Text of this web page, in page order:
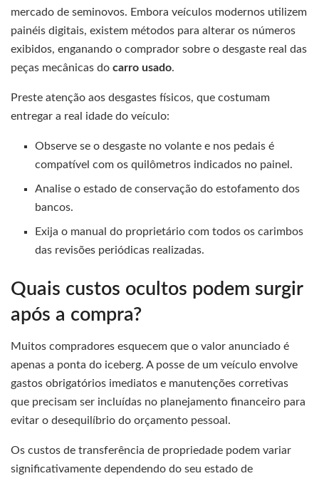
mercado de seminovos. Embora veículos modernos utilizem
painéis digitais, existem métodos para alterar os números
exibidos, enganando o comprador sobre o desgaste real das
peças mecânicas do carro usado.
Preste atenção aos desgastes físicos, que costumam
entregar a real idade do veículo:
Observe se o desgaste no volante e nos pedais é
compatível com os quilômetros indicados no painel.
Analise o estado de conservação do estofamento dos
bancos.
Exija o manual do proprietário com todos os carimbos
das revisões periódicas realizadas.
Quais custos ocultos podem surgir
após a compra?
Muitos compradores esquecem que o valor anunciado é
apenas a ponta do iceberg. A posse de um veículo envolve
gastos obrigatórios imediatos e manutenções corretivas
que precisam ser incluídas no planejamento financeiro para
evitar o desequilíbrio do orçamento pessoal.
Os custos de transferência de propriedade podem variar
significativamente dependendo do seu estado de